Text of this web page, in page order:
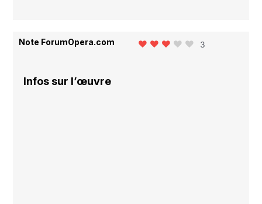
Note ForumOpera.com 3
Infos sur l’œuvre